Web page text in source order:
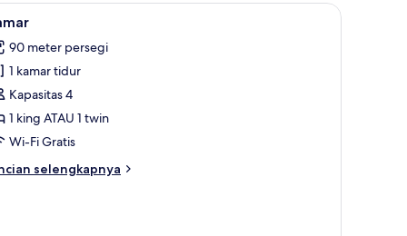
dan taman pribadi | Seprai katun Mesir, seprai premium, dan selimut
Kamar | Seprai katun Mesir, seprai premium,
8
90 meter persegi
1 kamar tidur
Kapasitas 4
1 king ATAU 1 twin
Wi-Fi Gratis
selengkapnya